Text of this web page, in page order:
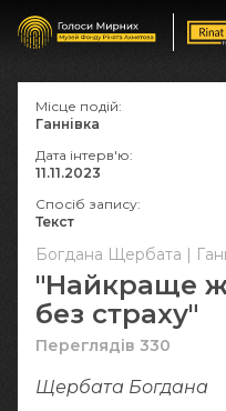
Богдана Щербата |
"Найкраще
без страху"
Переглядів 330
Щербата Богдана
Місце подій:
Ганнівка
Дата інтерв'ю:
11.11.2023
Спосіб запису:
Текст